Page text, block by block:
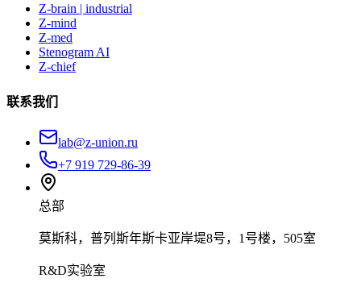
Z-brain | industrial
Z-mind
Z-med
Stenogram AI
Z-chief
联系我们
lab@z-union.ru
+7 919 729-86-39
总部
莫斯科，普列斯年斯卡亚岸堤8号，1号楼，505室
R&D实验室